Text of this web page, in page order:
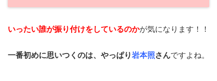
いったい誰が振り付けをしているのかが気になります！！
一番初めに思いつくのは、やっぱり岩本照さんですよね。